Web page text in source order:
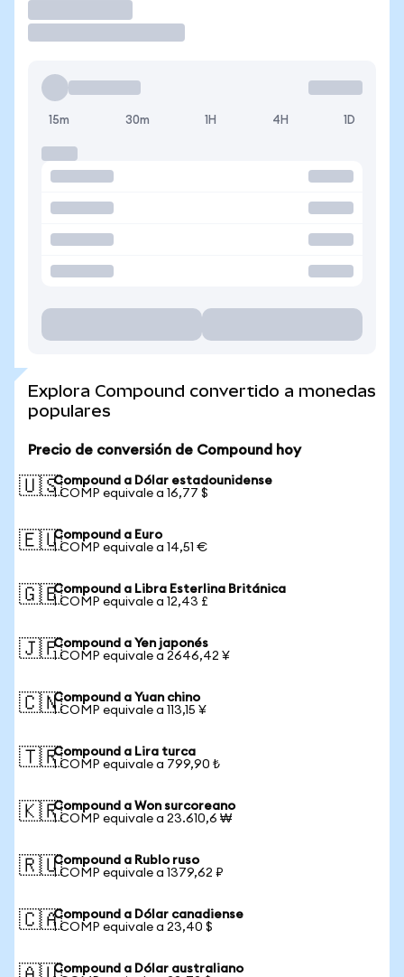
15m 30m 1H 4H 1D
Explora Compound convertido a monedas
populares
Precio de conversión de Compound hoy
🇺🇸Compound a Dólar estadounidense
1 COMP equivale a 16,77 $
🇪🇺Compound a Euro
1 COMP equivale a 14,51 €
🇬🇧Compound a Libra Esterlina Británica
1 COMP equivale a 12,43 £
🇯🇵Compound a Yen japonés
1 COMP equivale a 2646,42 ¥
🇨🇳Compound a Yuan chino
1 COMP equivale a 113,15 ¥
🇹🇷Compound a Lira turca
1 COMP equivale a 799,90 ₺
🇰🇷Compound a Won surcoreano
1 COMP equivale a 23.610,6 ₩
🇷🇺Compound a Rublo ruso
1 COMP equivale a 1379,62 ₽
🇨🇦Compound a Dólar canadiense
1 COMP equivale a 23,40 $
Compound a Dólar australiano